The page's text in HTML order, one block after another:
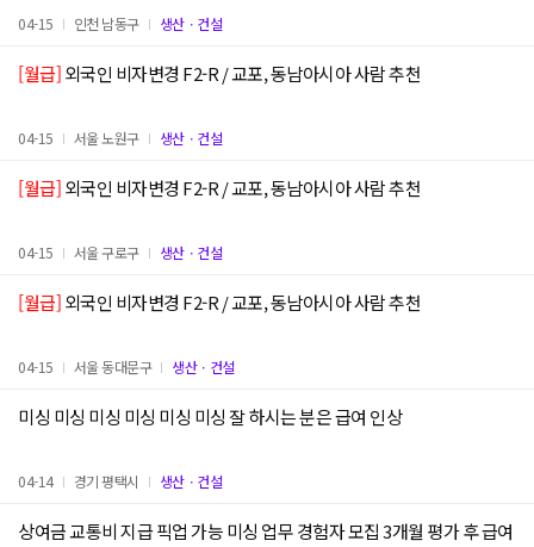
04-15 인천 남동구 생산ㆍ건설
[월급]외국인 비자변경 F2-R / 교포, 동남아시아 사람 추천
04-15 서울 노원구 생산ㆍ건설
[월급]외국인 비자변경 F2-R / 교포, 동남아시아 사람 추천
04-15 서울 구로구 생산ㆍ건설
[월급]외국인 비자변경 F2-R / 교포, 동남아시아 사람 추천
04-15 서울 동대문구 생산ㆍ건설
미싱 미싱 미싱 미싱 미싱 미싱 잘 하시는 분은 급여 인상
04-14 경기 평택시 생산ㆍ건설
상여금 교통비 지급 픽업 가능 미싱 업무 경험자 모집 3개월 평가 후 급여